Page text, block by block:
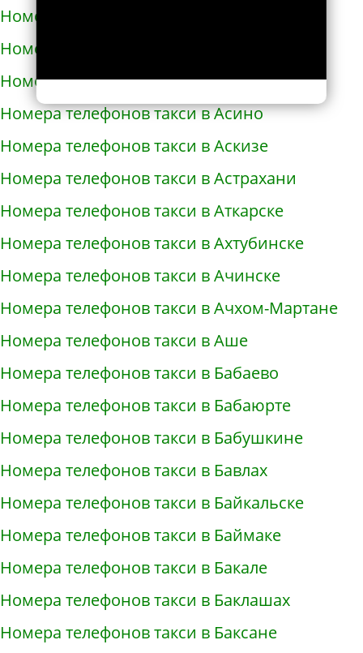
Номера телефонов такси в Артемовском
Номера телефонов такси в Архангельске
Номера телефонов такси в Асбесте
Номера телефонов такси в Асино
Номера телефонов такси в Аскизе
Номера телефонов такси в Астрахани
Номера телефонов такси в Аткарске
Номера телефонов такси в Ахтубинске
Номера телефонов такси в Ачинске
Номера телефонов такси в Ачхом-Мартане
Номера телефонов такси в Аше
Номера телефонов такси в Бабаево
Номера телефонов такси в Бабаюрте
Номера телефонов такси в Бабушкине
Номера телефонов такси в Бавлах
Номера телефонов такси в Байкальске
Номера телефонов такси в Баймаке
Номера телефонов такси в Бакале
Номера телефонов такси в Баклашах
Номера телефонов такси в Баксане